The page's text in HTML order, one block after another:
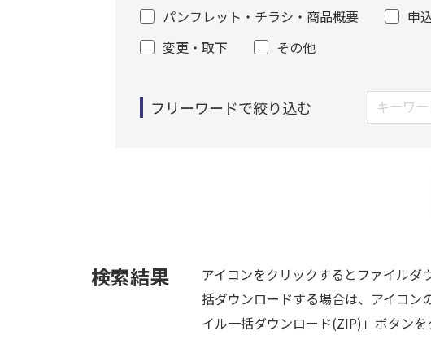
パンフレット・チラシ・商品概要 申
変更・取下
その他
フリーワードで絞り込む
検索結果
アイコンをクリックするとファイルダ
括ダウンロードする場合は、アイコン
イル一括ダウンロード(ZIP)」ボタンを